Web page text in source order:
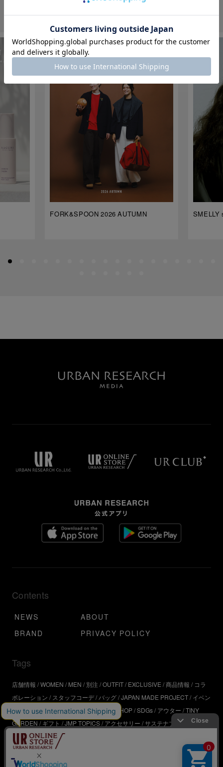
BRAND
FORK&SPOON 2026 AUTUMN SMELLY
Contents
NEWS
ABOUT
BRAND
PRIVACY POLICY
Tags
店舗情報 WOMEN MEN 別注 OUTFIT EXCLUSIVE 商品情報
コラ
ボレーション
スタッフコーデ バッグ JAPAN MADE PROJECT イベン
ト アウトドア インタビュー WORKSHOP SDGs アウター TINY
GARDEN
ギフト JMP TOPICS アクセサリー サステナブル
UR
SDGs
ジュエリー
ア URBS